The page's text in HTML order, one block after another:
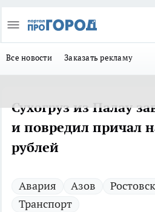
Все новости Заказать рекламу
Сухогруз из Палау
и повредил причал
рублей
Авария Азов
Транспорт